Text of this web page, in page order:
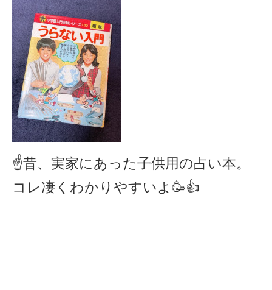
☝️昔、実家にあった子供用の占い本。
コレ凄くわかりやすいよ🥳👍